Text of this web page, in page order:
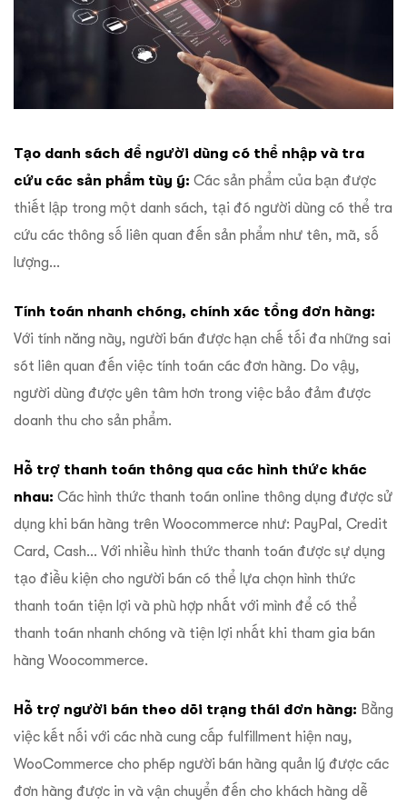
Tạo danh sách để người dùng có thể nhập và tra
cứu các sản phẩm tùy ý: Các sản phẩm của bạn được
thiết lập trong một danh sách, tại đó người dùng có thể tra
cứu các thông số liên quan đến sản phẩm như tên, mã, số
lượng…
Tính toán nhanh chóng, chính xác tổng đơn hàng:
Với tính năng này, người bán được hạn chế tối đa những sai
sót liên quan đến việc tính toán các đơn hàng. Do vậy,
người dùng được yên tâm hơn trong việc bảo đảm được
doanh thu cho sản phẩm.
Hỗ trợ thanh toán thông qua các hình thức khác
nhau: Các hình thức thanh toán online thông dụng được sử
dụng khi bán hàng trên Woocommerce như: PayPal, Credit
Card, Cash… Với nhiều hình thức thanh toán được sự dụng
tạo điều kiện cho người bán có thể lựa chọn hình thức
thanh toán tiện lợi và phù hợp nhất với mình để có thể
thanh toán nhanh chóng và tiện lợi nhất khi tham gia bán
hàng Woocommerce.
Hỗ trợ người bán theo dõi trạng thái đơn hàng: Bằng
việc kết nối với các nhà cung cấp fulfillment hiện nay,
WooCommerce cho phép người bán hàng quản lý được các
đơn hàng được in và vận chuyển đến cho khách hàng dễ